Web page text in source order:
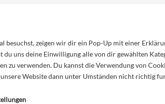
besuchst, zeigen wir dir ein Pop-Up mit einer
du uns deine Einwilligung alle von dir gewählten
zu verwenden. Du kannst die Verwendung von
Website dann unter Umständen nicht richtig